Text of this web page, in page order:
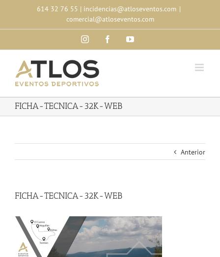
content
614 32 76 55 | incidencias@atloseventos.com |
comercial@atloseventos.com
InstagramFacebookYouTube
FICHA-TECNICA-32K-WEB
Anterior
FICHA-TECNICA-32K-WEB